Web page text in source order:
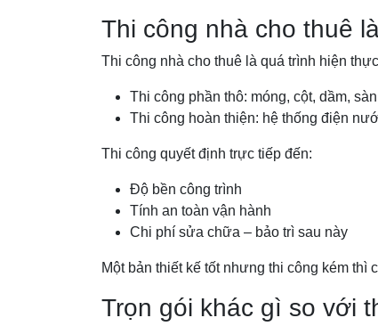
Thi công nhà cho thuê
Thi công nhà cho thuê là quá trình hiện
Thi công phần thô: móng, cột, dầm,
Thi công hoàn thiện: hệ thống điện
Thi công quyết định trực tiếp đến:
Độ bền công trình
Tính an toàn vận hành
Chi phí sửa chữa – bảo trì sau này
Một bản thiết kế tốt nhưng thi công kém thì
Trọn gói khác gì so với